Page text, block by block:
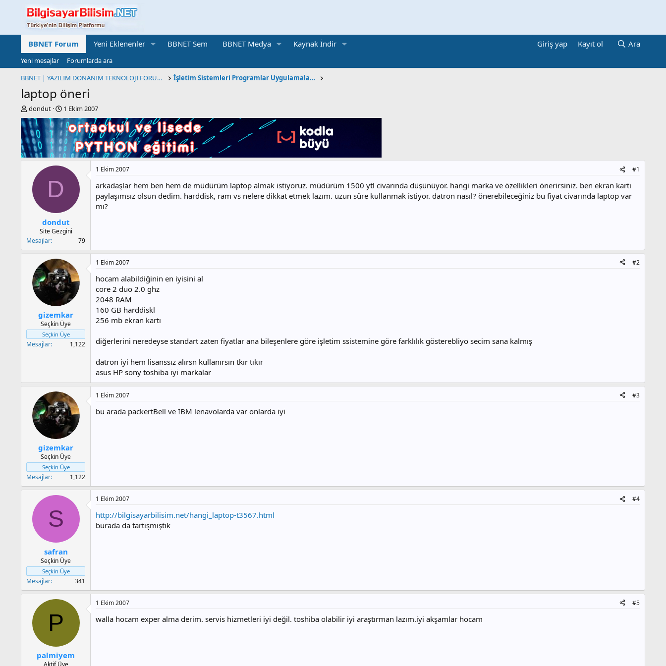
BBNET Forum Yeni Eklenenler BBNET Sem BBNET Medya Kaynak İndir Giriş yap Kayıt ol Ara
Yeni mesajlar
Forumlarda ara
BBNET | YAZILIM DONANIM TEKNOLOJİ FORUMU
İşletim Sistemleri Programlar Uygulamalar Oyunlar
laptop öneri
K
o
n
b
u
y
dondut
B
a
a
n
t
h
i
1 Ekim 2007
D
dondut
Site Gezgini
Mesajlar
79
1 Ekim 2007 #1
arkadaşlar hem ben hem de müdürüm laptop almak istiyoruz. müdürüm 1500 ytl civarında düşünüyor. hangi marka ve özellikleri önerirsiniz. ben ekran kartı
paylaşımsız olsun dedim. harddisk, ram vs nelere dikkat etmek lazım. uzun süre kullanmak istiyor. datron nasıl? önerebileceğiniz bu fiyat civarında laptop var
mı?
gizemkar
Seçkin Üye
Seçkin Üye
Mesajlar 1,122
1 Ekim 2007 #2
hocam alabildiğinin en iyisini al
core 2 duo 2.0 ghz
2048 RAM
160 GB harddiskl
256 mb ekran kartı
diğerlerini neredeyse standart zaten fiyatlar ana bileşenlere göre işletim ssistemine göre farklılık gösterebliyo secim sana kalmış
datron iyi hem lisanssız alırsn kullanırsın tkır tıkır
asus HP sony toshiba iyi markalar
gizemkar
Seçkin Üye
Seçkin Üye
Mesajlar 1,122
1 Ekim 2007 #3
bu arada packertBell ve IBM lenavolarda var onlarda iyi
S
safran
Seçkin Üye
Seçkin Üye
Mesajlar 341
1 Ekim 2007 #4
http://bilgisayarbilisim.net/hangi_laptop-t3567.html
burada da tartışmıştık
P
palmiyem
1 Ekim 2007 #5
walla hocam exper alma derim. servis hizmetleri iyi değil. toshiba olabilir iyi araştırman lazım.iyi akşamlar hocam